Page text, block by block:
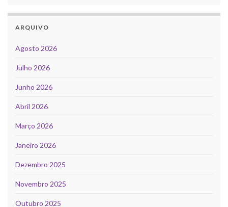
ARQUIVO
Agosto 2026
Julho 2026
Junho 2026
Abril 2026
Março 2026
Janeiro 2026
Dezembro 2025
Novembro 2025
Outubro 2025